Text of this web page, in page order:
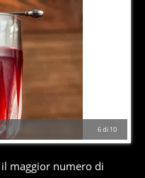
6di 10
il maggior numero di